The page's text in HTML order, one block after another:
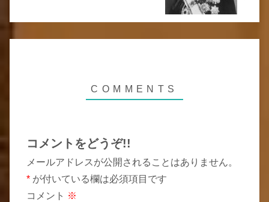
コメントをどうぞ!!
メールアドレスが公開されることはありません。
* が付いている欄は必須項目です
コメント ※